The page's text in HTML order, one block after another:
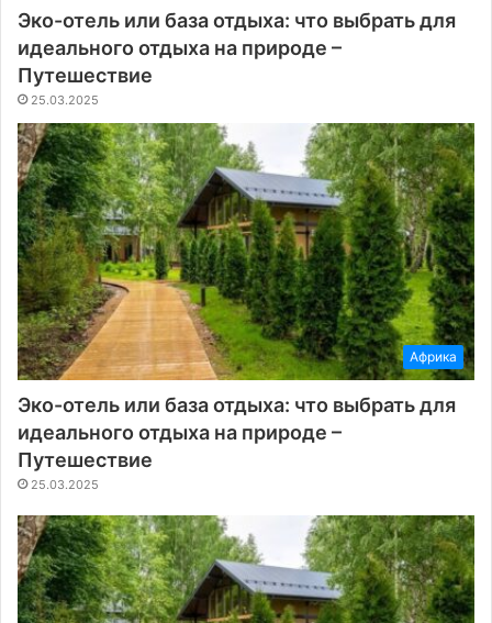
Эко-отель или база отдыха: что выбрать для
идеального отдыха на природе –
Путешествие
25.03.2025
Африка
Эко-отель или база отдыха: что выбрать для
идеального отдыха на природе –
Путешествие
25.03.2025